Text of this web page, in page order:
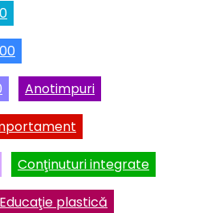
Anotimpuri
Conţinuturi integrate
Educaţie plastică